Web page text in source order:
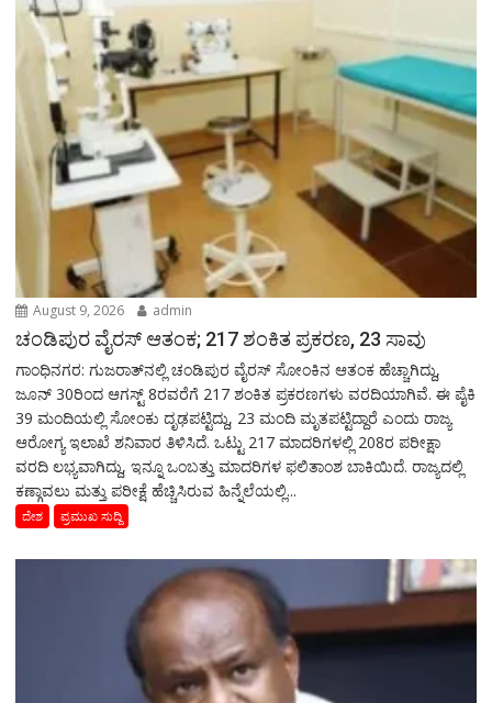
August 9, 2026 admin
ಚಂಡಿಪುರ ವೈರಸ್ ಆತಂಕ; 217 ಶಂಕಿತ ಪ್ರಕರಣ, 23 ಸಾವು
ಗಾಂಧಿನಗರ: ಗುಜರಾತ್‌ನಲ್ಲಿ ಚಂಡಿಪುರ ವೈರಸ್ ಸೋಂಕಿನ ಆತಂಕ ಹೆಚ್ಚಾಗಿದ್ದು,
ಜೂನ್ 30ರಿಂದ ಆಗಸ್ಟ್ 8ರವರೆಗೆ 217 ಶಂಕಿತ ಪ್ರಕರಣಗಳು ವರದಿಯಾಗಿವೆ. ಈ ಪೈಕಿ
39 ಮಂದಿಯಲ್ಲಿ ಸೋಂಕು ದೃಢಪಟ್ಟಿದ್ದು, 23 ಮಂದಿ ಮೃತಪಟ್ಟಿದ್ದಾರೆ ಎಂದು ರಾಜ್ಯ
ಆರೋಗ್ಯ ಇಲಾಖೆ ಶನಿವಾರ ತಿಳಿಸಿದೆ. ಒಟ್ಟು 217 ಮಾದರಿಗಳಲ್ಲಿ 208ರ ಪರೀಕ್ಷಾ
ವರದಿ ಲಭ್ಯವಾಗಿದ್ದು, ಇನ್ನೂ ಒಂಬತ್ತು ಮಾದರಿಗಳ ಫಲಿತಾಂಶ ಬಾಕಿಯಿದೆ. ರಾಜ್ಯದಲ್ಲಿ
ಕಣ್ಗಾವಲು ಮತ್ತು ಪರೀಕ್ಷೆ ಹೆಚ್ಚಿಸಿರುವ ಹಿನ್ನೆಲೆಯಲ್ಲಿ...
ದೇಶ ಪ್ರಮುಖ ಸುದ್ದಿ